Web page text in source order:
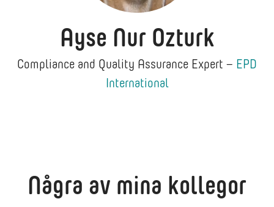
Ayse Nur Ozturk
Compliance and Quality Assurance Expert – EPD
International
Några av mina kollegor